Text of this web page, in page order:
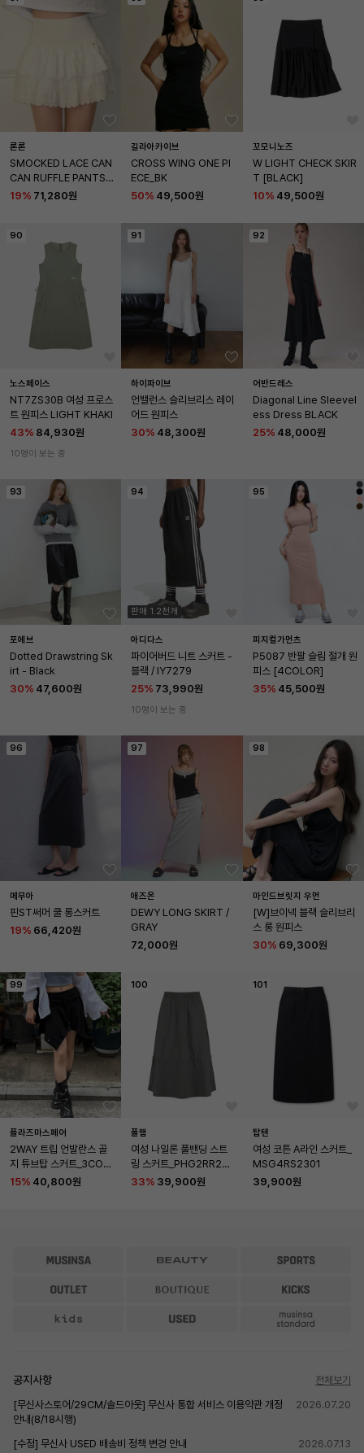
론론
SMOCKED LACE CAN
CAN RUFFLE PANTSKI
RT WHITE
19% 71,280원
길라아카이브
CROSS WING ONE PI
ECE_BK
50% 49,500원
꼬모니노즈
W LIGHT CHECK SKIR
T [BLACK]
10% 49,500원
90
노스페이스
NT7ZS30B 여성 프로스
트 원피스 LIGHT KHAKI
43% 84,930원
10명이 보는 중
91
하이파이브
언밸런스 슬리브리스 레이
어드 원피스
30% 48,300원
92
어반드레스
Diagonal Line Sleevel
ess Dress BLACK
25% 48,000원
93
포에브
Dotted Drawstring Sk
irt - Black
30% 47,600원
94
판매 1.2천개
아디다스
파이어버드 니트 스커트 -
블랙 / IY7279
25% 73,990원
10명이 보는 중
95
피지컬가먼츠
P5087 반팔 슬림 절개 원
피스 [4COLOR]
35% 45,500원
96
메무아
핀ST써머 쿨 롱스커트
19% 66,420원
97
애즈온
DEWY LONG SKIRT /
GRAY
72,000원
98
마인드브릿지 우먼
[W]브이넥 블랙 슬리브리
스 롱 원피스
30% 69,300원
99
플라즈마스페어
2WAY 트립 언발란스 골
지 튜브탑 스커트_3COL
OR
15% 40,800원
100
폴햄
여성 나일론 풀밴딩 스트
링 스커트_PHG2RR202
9
33% 39,900원
101
탑텐
여성 코튼 A라인 스커트_
MSG4RS2301
39,900원
공지사항
전체보기
[무신사스토어/29CM/솔드아웃] 무신사 통합 서비스 이용약관 개정
안내(8/18시행)
2026.07.20
[수정] 무신사 USED 배송비 정책 변경 안내
2026.07.13